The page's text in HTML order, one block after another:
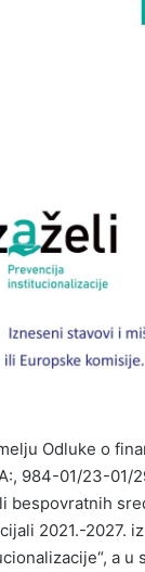
Odluke o
984-01/23-01/
bespovratnih
2021.-2027.
a